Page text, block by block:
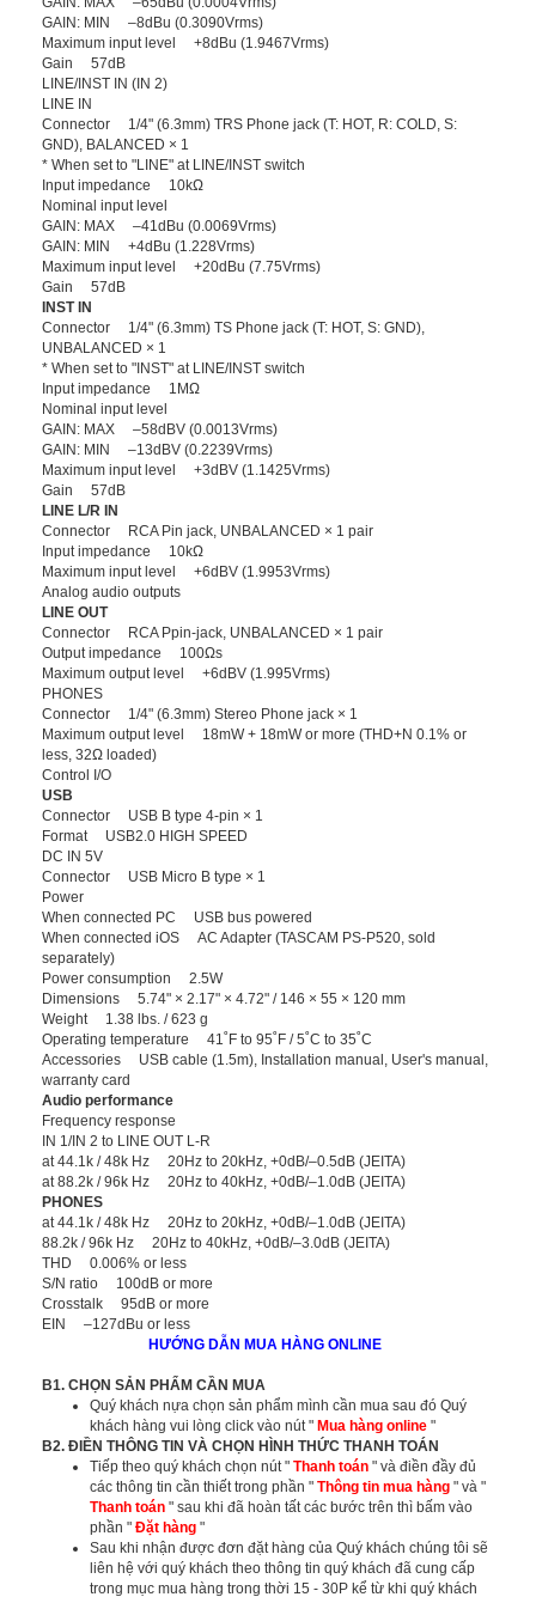
GAIN: MIN –8dBu (0.3090Vrms)
Maximum input level +8dBu (1.9467Vrms)
Gain 57dB
LINE/INST IN (IN 2)
LINE IN
Connector 1/4" (6.3mm) TRS Phone jack (T: HOT, R: COLD, S:
GND), BALANCED × 1
* When set to "LINE" at LINE/INST switch
Input impedance 10kΩ
Nominal input level
GAIN: MAX –41dBu (0.0069Vrms)
GAIN: MIN +4dBu (1.228Vrms)
Maximum input level +20dBu (7.75Vrms)
Gain 57dB
INST IN
Connector 1/4" (6.3mm) TS Phone jack (T: HOT, S: GND),
UNBALANCED × 1
* When set to "INST" at LINE/INST switch
Input impedance 1MΩ
Nominal input level
GAIN: MAX –58dBV (0.0013Vrms)
GAIN: MIN –13dBV (0.2239Vrms)
Maximum input level +3dBV (1.1425Vrms)
Gain 57dB
LINE L/R IN
Connector RCA Pin jack, UNBALANCED × 1 pair
Input impedance 10kΩ
Maximum input level +6dBV (1.9953Vrms)
Analog audio outputs
LINE OUT
Connector RCA Ppin-jack, UNBALANCED × 1 pair
Output impedance 100Ωs
Maximum output level +6dBV (1.995Vrms)
PHONES
Connector 1/4" (6.3mm) Stereo Phone jack × 1
Maximum output level 18mW + 18mW or more (THD+N 0.1% or
less, 32Ω loaded)
Control I/O
USB
Connector USB B type 4-pin × 1
Format USB2.0 HIGH SPEED
DC IN 5V
Connector USB Micro B type × 1
Power
When connected PC USB bus powered
When connected iOS AC Adapter (TASCAM PS-P520, sold
separately)
Power consumption 2.5W
Dimensions 5.74" × 2.17" × 4.72" / 146 × 55 × 120 mm
Weight 1.38 lbs. / 623 g
Operating temperature 41˚F to 95˚F / 5˚C to 35˚C
Accessories USB cable (1.5m), Installation manual, User's manual,
warranty card
Audio performance
Frequency response
IN 1/IN 2 to LINE OUT L-R
at 44.1k / 48k Hz 20Hz to 20kHz, +0dB/–0.5dB (JEITA)
at 88.2k / 96k Hz 20Hz to 40kHz, +0dB/–1.0dB (JEITA)
PHONES
at 44.1k / 48k Hz 20Hz to 20kHz, +0dB/–1.0dB (JEITA)
88.2k / 96k Hz 20Hz to 40kHz, +0dB/–3.0dB (JEITA)
THD 0.006% or less
S/N ratio 100dB or more
Crosstalk 95dB or more
EIN –127dBu or less
HƯỚNG DẪN MUA HÀNG ONLINE
B1. CHỌN SẢN PHẨM CẦN MUA
Quý khách nựa chọn sản phẩm mình cần mua sau đó Quý
khách hàng vui lòng click vào nút " Mua hàng online "
B2. ĐIỀN THÔNG TIN VÀ CHỌN HÌNH THỨC THANH TOÁN
Tiếp theo quý khách chọn nút " Thanh toán " và điền đầy đủ
các thông tin cần thiết trong phần " Thông tin mua hàng " và "
Thanh toán " sau khi đã hoàn tất các bước trên thì bấm vào
phần " Đặt hàng "
Sau khi nhận được đơn đặt hàng của Quý khách chúng tôi sẽ
liên hệ với quý khách theo thông tin quý khách đã cung cấp
trong mục mua hàng trong thời 15 - 30P kể từ khi quý khách